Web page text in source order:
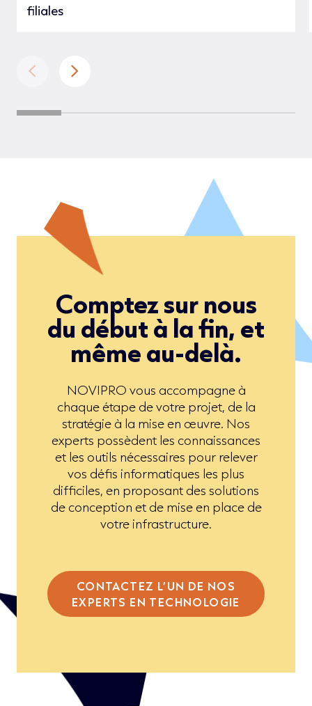
filiales
Comptez sur nous
du début à la fin, et
même au-delà.
NOVIPRO vous accompagne à
chaque étape de votre projet, de la
stratégie à la mise en œuvre. Nos
experts possèdent les connaissances
et les outils nécessaires pour relever
vos défis informatiques les plus
difficiles, en proposant des solutions
de conception et de mise en place de
votre infrastructure.
CONTACTEZ L’UN DE NOS
EXPERTS EN TECHNOLOGIE